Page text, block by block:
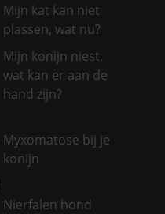
Mijn kat kan niet
plassen, wat nu?
Mijn konijn niest,
wat kan er aan de
hand zijn?
Myxomatose bij je
konijn
Nierfalen hond